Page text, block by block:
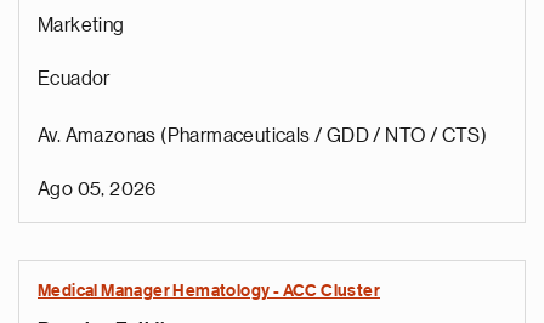
Marketing
Ecuador
Av. Amazonas (Pharmaceuticals / GDD / NTO / CTS)
Ago 05, 2026
Medical Manager Hematology - ACC Cluster